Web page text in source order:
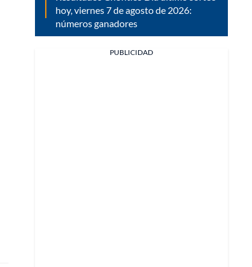
hoy, viernes 7 de agosto de 2026:
números ganadores
PUBLICIDAD